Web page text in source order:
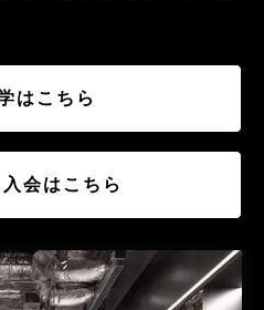
はこちら
会はこちら